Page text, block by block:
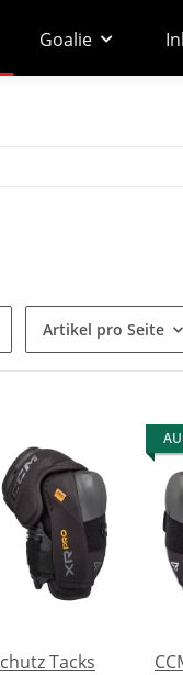
Goalie
Artikel pro Seite
Tacks